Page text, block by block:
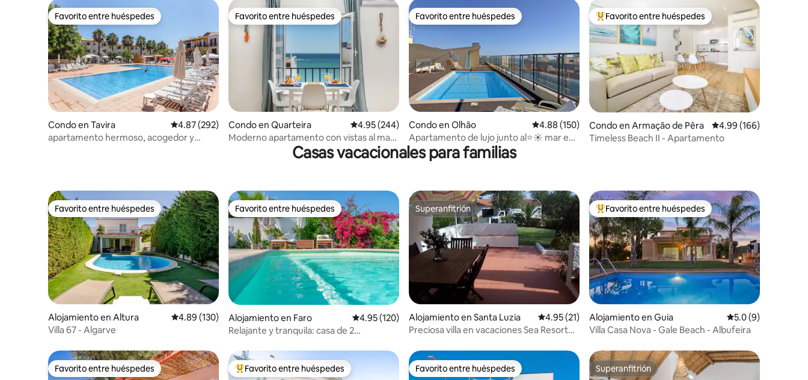
Favorito entre huéspedes
Favorito entre huéspedes
Condo en Tavira Calificación promedio: 4.87 de 5, 292 reseñas
4.87 (292)
apartamento hermoso, acogedor y
Favorito entre huéspedes
Favorito entre huéspedes
Condo en Quarteira Calificación promedio: 4.95 de 5, 244 reseñas
4.95 (244)
Moderno apartamento con vistas al mar
a 2 minutos a pie de la playa
Favorito entre huéspedes
Favorito entre huéspedes
Condo en Olhão Calificación promedio: 4.88 de 5, 150 reseñas
4.88 (150)
Apartamento de lujo junto al⭐️☀️ mar en
Ría Formosa🏖⭐️
Favorito entre huéspedes preferido
Favorito entre huéspedes
Condo en Armação de Pêra Calificación promedio:
4.99 (166)
Timeless Beach II - Apartamento
Casas vacacionales para familias
Favorito entre huéspedes
Favorito entre huéspedes
Alojamiento en Altura Calificación promedio: 4.89 de 5, 130 reseñas
4.89 (130)
Villa 67 - Algarve
Favorito entre huéspedes
Favorito entre huéspedes
Alojamiento en Faro Calificación promedio: 4.95 de 5, 120 reseñas
4.95 (120)
Relajante y tranquila: casa de 2
Superanfitrión
Superanfitrión
Alojamiento en Santa Luzia Calificación promedio: 4.95 de 5, 21 reseñas
4.95 (21)
Preciosa villa en vacaciones Sea Resort
Favorito entre huéspedes preferido
Favorito entre huéspedes
Alojamiento en Guia Calificación
5.0 (9)
Villa Casa Nova - Gale Beach - Albufeira
Favorito entre huéspedes
Favorito entre huéspedes Favorito entre huéspedes preferido
Favorito entre huéspedes Favorito entre huéspedes
Favorito entre huéspedes Superanfitrión
Superanfitrión